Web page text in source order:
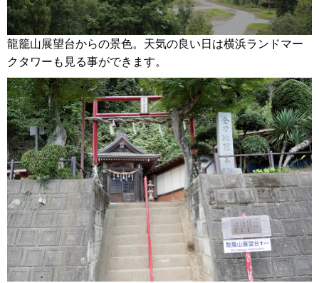
龍籠山展望台からの景色。天気の良い日は横浜ランドマー
クタワーも見る事ができます。